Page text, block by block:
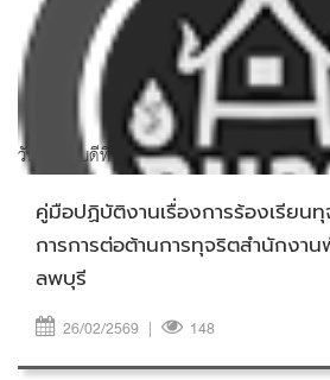
วันพฤหัสบดีที่ 26 กุมภาพันธ์ 2569
คู่มือปฏิบัติงานเรื่องการร้องเรีย
การการต่อต้านการทุจริตสำนักง
ลพบุรี
26/02/2569 | 148